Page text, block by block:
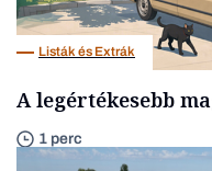
Listák és Extrák
A legértékesebb
1 perc